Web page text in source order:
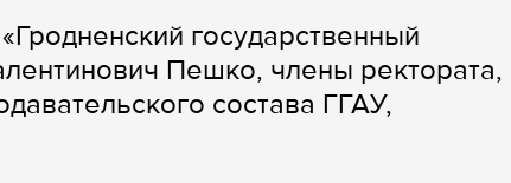
государственный
Пешко, члены ректората,
состава ГГАУ,